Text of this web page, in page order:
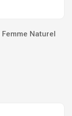
Naturel